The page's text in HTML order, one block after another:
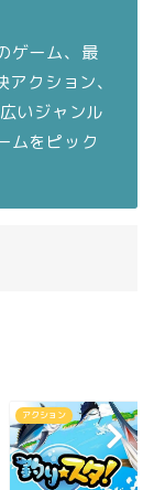
ゲーム、最
クション、
いジャンル
ムをピック
アクション